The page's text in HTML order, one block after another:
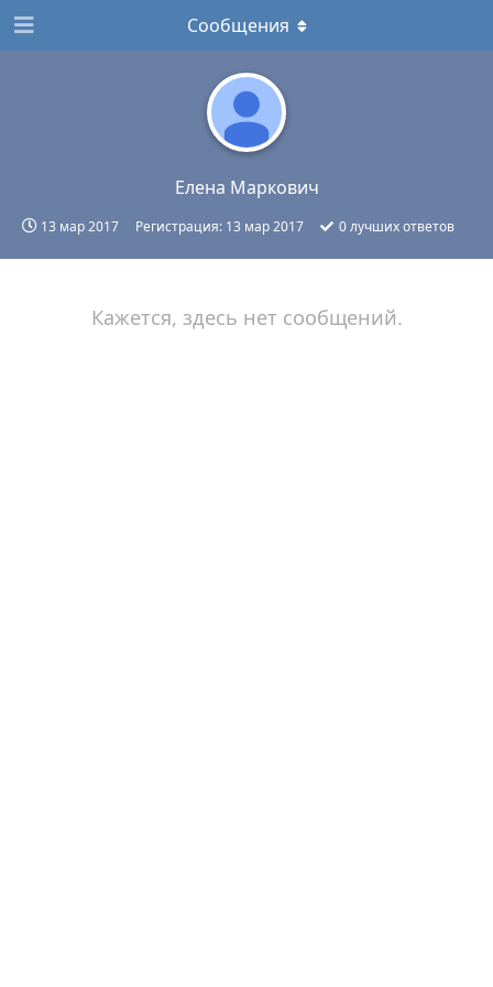
Елена Маркович
13 мар 2017 Регистрация: 13 мар 2017 0лучших ответов
Сообщения
Кажется, здесь нет сообщений.